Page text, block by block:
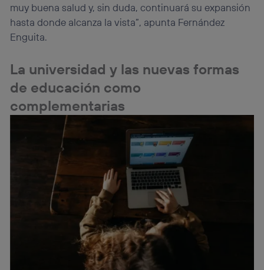
muy buena salud y, sin duda, continuará su expansión
hasta donde alcanza la vista”, apunta Fernández
Enguita.
La universidad y las nuevas formas
de educación como
complementarias